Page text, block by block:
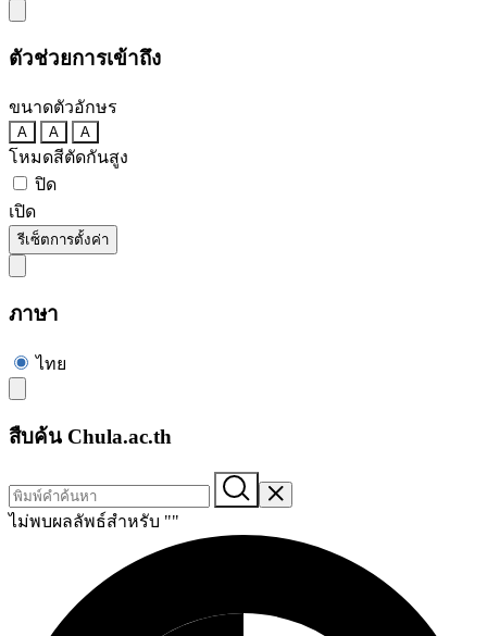
ตัวช่วยการเข้าถึง
ขนาดตัวอักษร
A A A
โหมดสีตัดกันสูง
ปิด
เปิด
รีเซ็ตการตั้งค่า
ภาษา
ไทย
สืบค้น Chula.ac.th
ไม่พบผลลัพธ์สำหรับ ""